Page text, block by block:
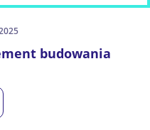
budowania